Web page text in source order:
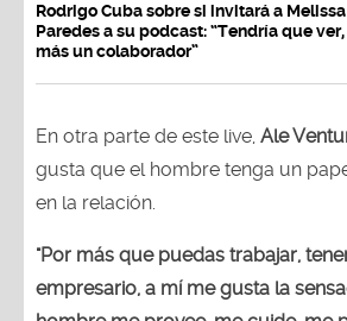
Rodrigo Cuba sobre si invitará a Melissa
Paredes a su podcast: “Tendría que
más un colaborador”
En otra parte de este live, Ale
gusta que el hombre tenga un
en la relación.
"Por más que puedas trabajar,
empresario, a mí me gusta la